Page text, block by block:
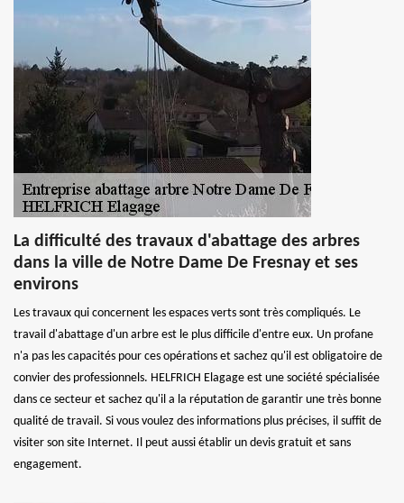
La difficulté des travaux d'abattage des arbres
dans la ville de Notre Dame De Fresnay et ses
environs
Les travaux qui concernent les espaces verts sont très compliqués. Le
travail d'abattage d'un arbre est le plus difficile d'entre eux. Un profane
n'a pas les capacités pour ces opérations et sachez qu'il est obligatoire de
convier des professionnels. HELFRICH Elagage est une société spécialisée
dans ce secteur et sachez qu'il a la réputation de garantir une très bonne
qualité de travail. Si vous voulez des informations plus précises, il suffit de
visiter son site Internet. Il peut aussi établir un devis gratuit et sans
engagement.